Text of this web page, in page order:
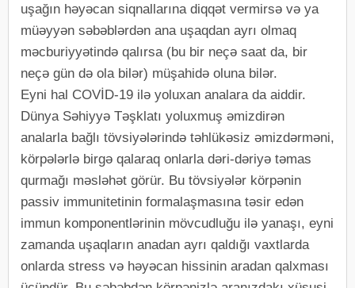
uşağın həyəcan siqnallarına diqqət vermirsə və ya
müəyyən səbəblərdən ana uşaqdan ayrı olmaq
məcburiyyətində qalırsa (bu bir neçə saat da, bir
neçə gün də ola bilər) müşahidə oluna bilər.
Eyni hal COVİD-19 ilə yoluxan analara da aiddir.
Dünya Səhiyyə Təşklatı yoluxmuş əmizdirən
analarla bağlı tövsiyələrində təhlükəsiz əmizdərməni,
körpələrlə birgə qalaraq onlarla dəri-dəriyə təmas
qurmağı məsləhət görür. Bu tövsiyələr körpənin
passiv immunitetinin formalaşmasına təsir edən
immun komponentlərinin mövcudluğu ilə yanaşı, eyni
zamanda uşaqların anadan ayrı qaldığı vaxtlarda
onlarda stress və həyəcan hissinin aradan qalxması